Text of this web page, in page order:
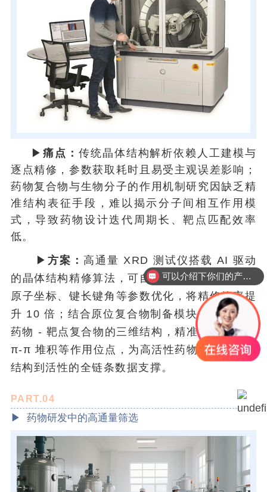
▶痛点：传统晶体结构解析依赖人工建模与
逐点精修，参数获取耗时且易受主观误差影响；
药物复合物与生物分子的作用机制研究因缺乏精
准结构表征手段，难以揭示分子间相互作用模
式，导致药物设计迭代周期长、靶点匹配效率
低。
▶ 方案： 高通量 XRD 测试仪搭载 AI 驱动
的晶体结构精修算法，可自动化完成药物晶体的
原子坐标、键长键角等参数优化，将精修效率提
升 10 倍；结合原位复合物制备模块，实时解析
药物 - 靶点复合物的三维结构，精准定位氢键、
π-π 堆积等作用位点，为高活性药物设计提供从
结构到活性的全链条数据支撑。
PART.04
▶ 药物研发中的高通量筛选
你们是怎么收费的呢？